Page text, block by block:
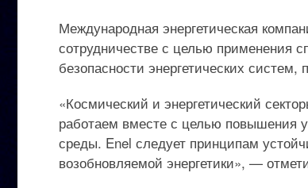
Международная энергетическая
сотрудничестве с целью применения
безопасности энергетических
«Космический и энергетический
работаем вместе с целью повышения
среды. Enel следует принципам
возобновляемой энергетики», —